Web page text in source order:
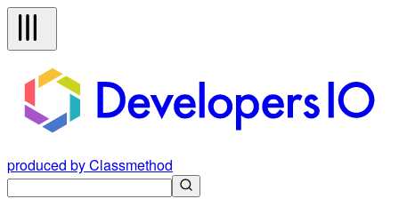
produced by Classmethod